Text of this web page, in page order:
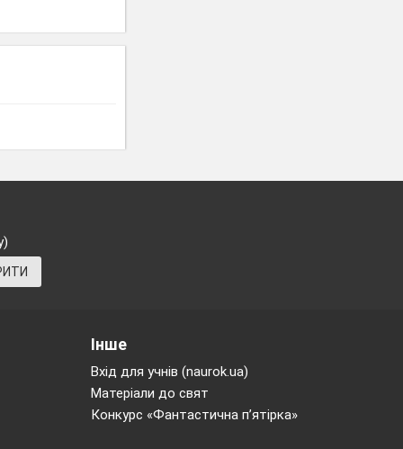
Інше
Вхід для учнів (naurok.ua)
Матеріали до свят
Конкурс «Фантастична п’ятірка»